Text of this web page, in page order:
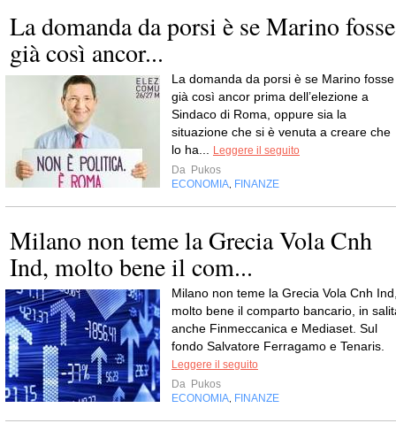
La domanda da porsi è se Marino fosse
già così ancor...
La domanda da porsi è se Marino fosse
già così ancor prima dell’elezione a
Sindaco di Roma, oppure sia la
situazione che si è venuta a creare che
lo ha...
Leggere il seguito
Da Pukos
ECONOMIA FINANZE
Milano non teme la Grecia Vola Cnh
Ind, molto bene il com...
Milano non teme la Grecia Vola Cnh
molto bene il comparto bancario, in
anche Finmeccanica e Mediaset. Sul
fondo Salvatore Ferragamo e Tenaris.
Leggere il seguito
Da Pukos
ECONOMIA FINANZE